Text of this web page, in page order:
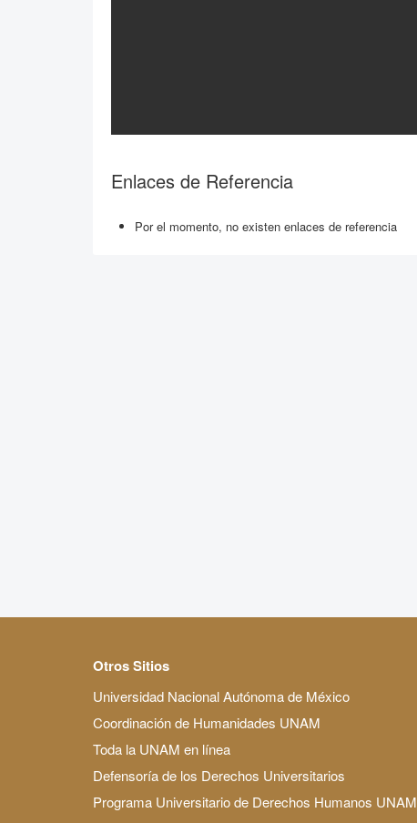
Enlaces de Referencia
Por el momento, no existen enlaces de referencia
Otros Sitios
Universidad Nacional Autónoma de México
Coordinación de Humanidades UNAM
Toda la UNAM en línea
Defensoría de los Derechos Universitarios
Programa Universitario de Derechos Humanos UNAM